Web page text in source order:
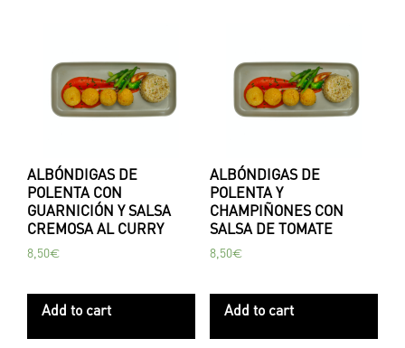
ALBÓNDIGAS DE
POLENTA CON
GUARNICIÓN Y SALSA
CREMOSA AL CURRY
8,50€
Add to cart
ALBÓNDIGAS DE
POLENTA Y
CHAMPIÑONES CON
SALSA DE TOMATE
8,50€
Add to cart